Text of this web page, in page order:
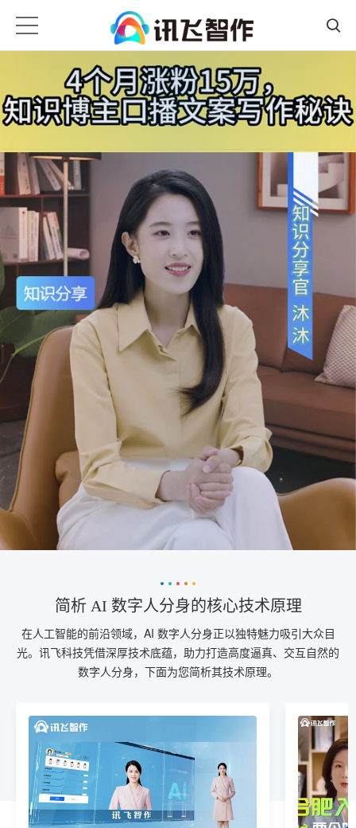
简析 AI 数字人分身的核心技术原理
在人工智能的前沿领域，AI 数字人分身正以独特魅力吸引大众目
光。讯飞科技凭借深厚技术底蕴，助力打造高度逼真、交互自然的
数字人分身，下面为您简析其技术原理。